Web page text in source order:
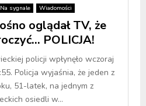
Na sygnale Wiadomości
oglądał TV, że
POLICJA!
policji wpłynęło wczoraj
Policja wyjaśnia, że jeden z
51-latek, na jednym z
osiedli w...